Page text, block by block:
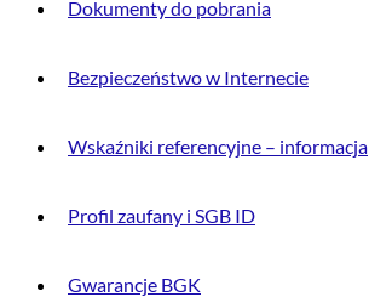
Dokumenty do pobrania
Bezpieczeństwo w Internecie
Wskaźniki referencyjne – informacja
Profil zaufany i SGB ID
Gwarancje BGK